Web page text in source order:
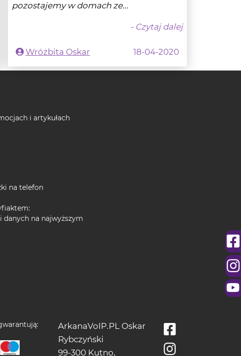
pozostajemy w domach ze...
- Czytaj dalej
Wróżbita Oskar 18-04-2020
i artykułach
na telefon
danych na najwyższym
ArkanaVoIP.PL Oskar
Rybczyński
99-300 Kutno,